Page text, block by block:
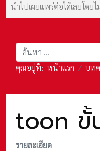
นำไปเผยแพร่ต่อได้เลยโด
การค้นหา
คุณอยู่ที่: หน้าแรก บท
toon ขั้
รายละเอียด